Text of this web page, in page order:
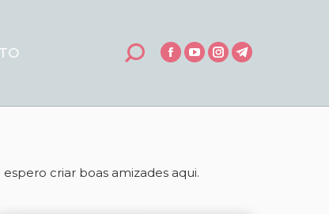
Search: Facebook
YouTube
Instagram
Telegram
criar boas amizades aqui.